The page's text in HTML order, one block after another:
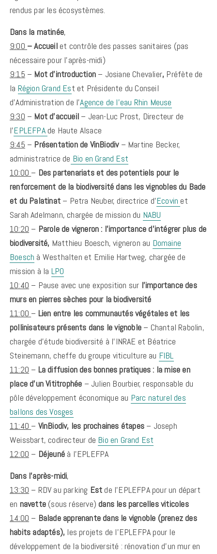
rendus par les écosystèmes.
Dans la matinée,
9:00 – Accueilet contrôle des passes sanitaires (pas
nécessaire pour l’après-midi)
9:15 – Mot d’introduction – Josiane Chevalier, Préfète de
la Région Grand Est et Présidente du Conseil
d’Administration de l’Agence de l’eau Rhin Meuse
9:30 – Mot d’accueil – Jean-Luc Prost, Directeur de
l’EPLEFPAde Haute Alsace
9:45 – Présentation de VinBiodiv – Martine Becker,
administratrice de Bio en Grand Est
10:00 – Des partenariats et des potentiels pour le
renforcement de la biodiversité dans les vignobles du Bade
et du Palatinat – Petra Neuber, directrice d’Ecovinet
Sarah Adelmann, chargée de mission du NABU
10:20 – Parole de vigneron : l’importance d’intégrer plus de
biodiversité, Matthieu Boesch, vigneron au Domaine
Boesch à Westhalten et Emilie Hartweg, chargée de
mission à la LPO
10:40 – Pause avec une exposition sur l’importance des
murs en pierres sèches pour la biodiversité
11:00 – Lien entre les communautés végétales et les
pollinisateurs présents dans le vignoble – Chantal Rabolin,
chargée d’étude biodiversité à l’INRAE et Béatrice
Steinemann, cheffe du groupe viticulture au FIBL
11:20 – La diffusion des bonnes pratiques : la mise en
place d’un Vititrophée – Julien Bourbier, responsable du
pôle développement économique au Parc naturel des
ballons des Vosges
11:40 – VinBiodiv, les prochaines étapes – Joseph
Weissbart, codirecteur de Bio en Grand Est
12:00 – Déjeuné à l’EPLEFPA
Dans l’après-midi,
13:30 – RDV au parking Estde l’EPLEFPA pour un départ
en navette (sous réserve) dans les parcelles viticoles
14:00 – Balade apprenante dans le vignoble (prenez des
habits adaptés), les projets de l’EPLEFPA pour le
développement de la biodiversité : rénovation d’un mur en